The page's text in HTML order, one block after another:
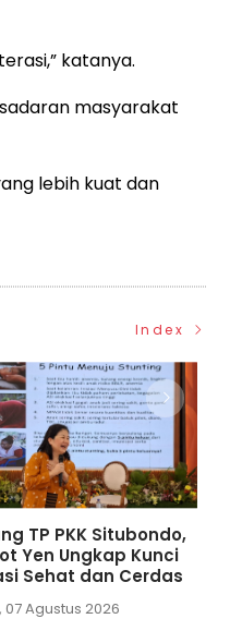
katanya.
masyarakat
lebih kuat dan
Index
TP PKK Situbondo,
Yen Ungkap Kunci
Sehat dan Cerdas
07 Agustus 2026